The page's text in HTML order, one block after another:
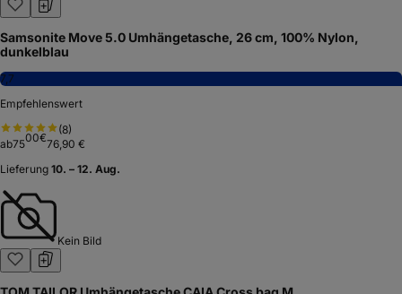
Samsonite Move 5.0 Umhängetasche, 26 cm, 100% Nylon,
dunkelblau
7,7
Empfehlenswert
(8)
ab7500€76,90 €
Lieferung 10. – 12. Aug.
Kein Bild